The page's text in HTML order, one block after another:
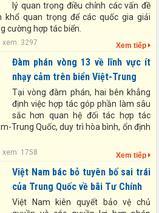
lý quan trọng điều chỉnh các vấn đề
khổ quan trọng để các quốc gia giải
cường hợp tác biển.
xem: 3297 Xem tiếp
Đàm phán vòng 13 về lĩnh vực ít
nhạy cảm trên biển Việt-Trung
Tại vòng đàm phán, hai bên khẳng
định việc hợp tác góp phần làm sâu
sắc hơn quan hệ đối tác hợp tác
Trung Quốc, duy trì hòa bình, ổn định
xem: 1758 Xem tiếp
Việt Nam bác bỏ tuyên bố sai trái
của Trung Quốc về bãi Tư Chính
Việt Nam kiên quyết bảo vệ chủ